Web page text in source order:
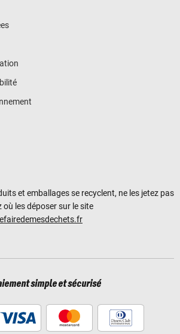
et emballages se recyclent, ne les jetez pas
où les déposer sur le site
simple et sécurisé